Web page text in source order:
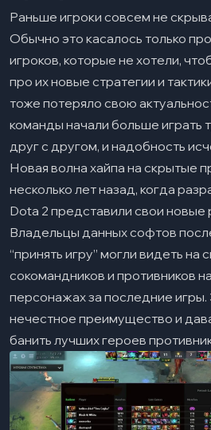
Раньше игроки совсем не
Обычно это касалось только
игроков, которые не хотели,
про их новые стратегии и
тоже потеряло свою
команды начали больше играть
друг с другом, и надобность
Новая волна хайпа на скрытые
несколько лет назад, когда
Dota 2 представили свои новые
Владельцы данных софтов
“принять игру” могли видеть на
сокомандников и противников
персонажах за последние
нечестное преимущество и
банить лучших героев